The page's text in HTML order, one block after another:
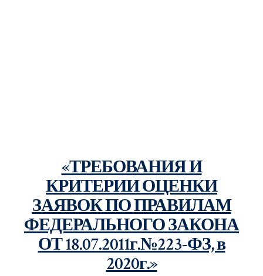
«ТРЕБОВАНИЯ И
КРИТЕРИИ ОЦЕНКИ
ЗАЯВОК ПО ПРАВИЛАМ
ФЕДЕРАЛЬНОГО ЗАКОНА
ОТ 18.07.2011г.№223-ФЗ, в
2020г.»